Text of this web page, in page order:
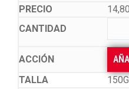
14,80